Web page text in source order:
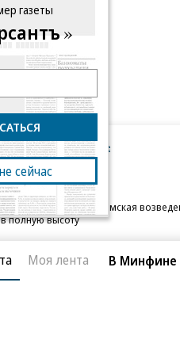
Новости компаний Все
07.08.2026
STONE
Бизнес-центр STONE Римская
в полную высоту
Моя лента В Минфине
газеты
сейчас